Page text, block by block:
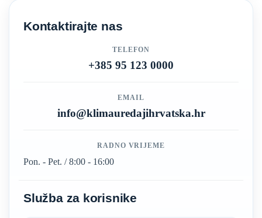
Kontaktirajte nas
TELEFON
+385 95 123 0000
EMAIL
info@klimauredajihrvatska.hr
RADNO VRIJEME
Pon. - Pet. / 8:00 - 16:00
Služba za korisnike